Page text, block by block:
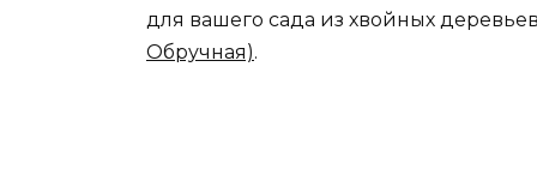
для вашего сада из хвойных
Обручная).